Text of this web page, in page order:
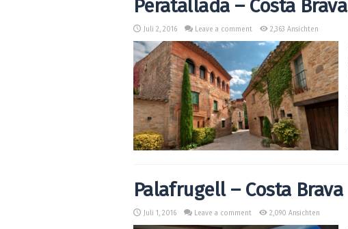
Peratallada – Costa Brava
Juli 2, 2016 Leave a comment 2,363 Ansichten
Palafrugell – Costa Brava
Juli 1, 2016 Leave a comment 2,090 Ansichten